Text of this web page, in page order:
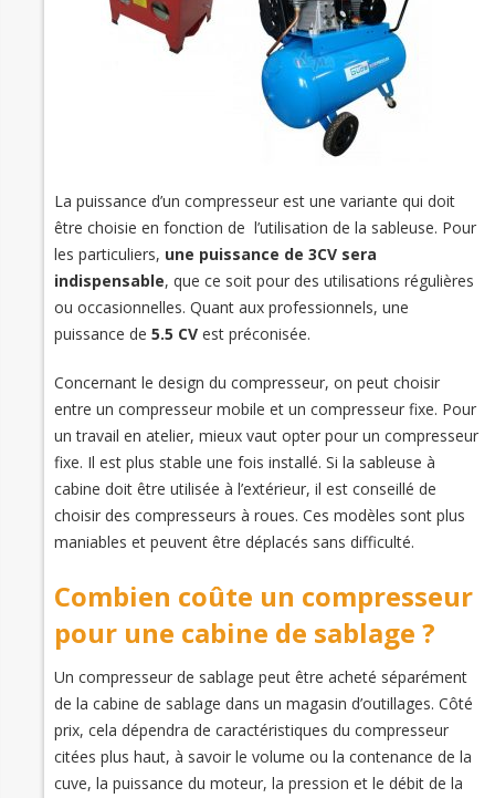
La puissance d’un compresseur est une variante qui doit
être choisie en fonction de l’utilisation de la sableuse. Pour
les particuliers, une puissance de 3CV sera
indispensable, que ce soit pour des utilisations régulières
ou occasionnelles. Quant aux professionnels, une
puissance de 5.5 CVest préconisée.
Concernant le design du compresseur, on peut choisir
entre un compresseur mobile et un compresseur fixe. Pour
un travail en atelier, mieux vaut opter pour un compresseur
fixe. Il est plus stable une fois installé. Si la sableuse à
cabine doit être utilisée à l’extérieur, il est conseillé de
choisir des compresseurs à roues. Ces modèles sont plus
maniables et peuvent être déplacés sans difficulté.
Combien coûte un compresseur
pour une cabine de sablage ?
Un compresseur de sablage peut être acheté séparément
de la cabine de sablage dans un magasin d’outillages. Côté
prix, cela dépendra de caractéristiques du compresseur
citées plus haut, à savoir le volume ou la contenance de la
cuve, la puissance du moteur, la pression et le débit de la